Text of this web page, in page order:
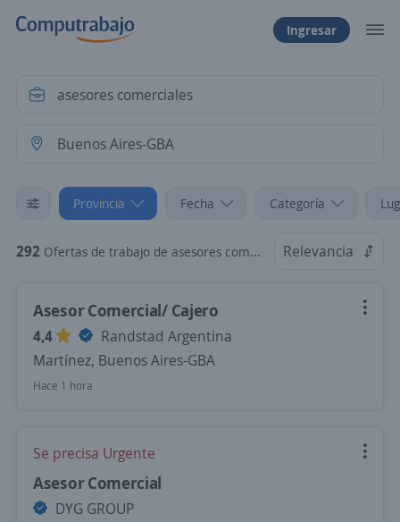
Ingresar
Provincia Fecha Categoría
292 Ofertas de trabajo de asesores comerciales en Buenos Aires-GBA Relevancia
Asesor Comercial/ Cajero
4,4
Randstad Argentina
Martínez, Buenos Aires-GBA
Hace 1 hora
Se precisa Urgente
Asesor Comercial
DYG GROUP